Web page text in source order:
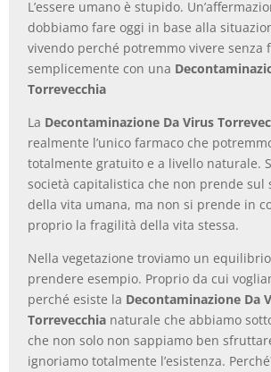
L’essere umano è stupido.
dobbiamo fare oggi in base alla
vivendo perché potremmo vivere senza
semplicemente con una
Torrevecchia
La Decontaminazione Da Virus
realmente l’unico farmaco che
totalmente gratuito e a livello naturale.
società capitalistica che non prende sul
della vita umana, ma non si prende in
proprio la fragilità della vita stessa.
Nella vegetazione troviamo un
prendere esempio. Proprio da cui
perché esiste la Decontaminazione Da
Torrevecchia naturale che abbiamo
che non solo non sappiamo ben
ignoriamo totalmente l’esistenza.